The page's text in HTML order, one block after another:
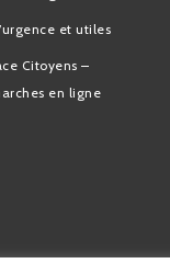
N° d’urgence et utiles
Espace Citoyens –
démarches en ligne